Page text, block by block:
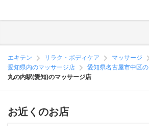
エキテン リラク・ボディケア
マッサージ
愛知県内のマッサージ店
愛知県名古屋市中区
丸の内駅(愛知)のマッサージ店
お近くのお店